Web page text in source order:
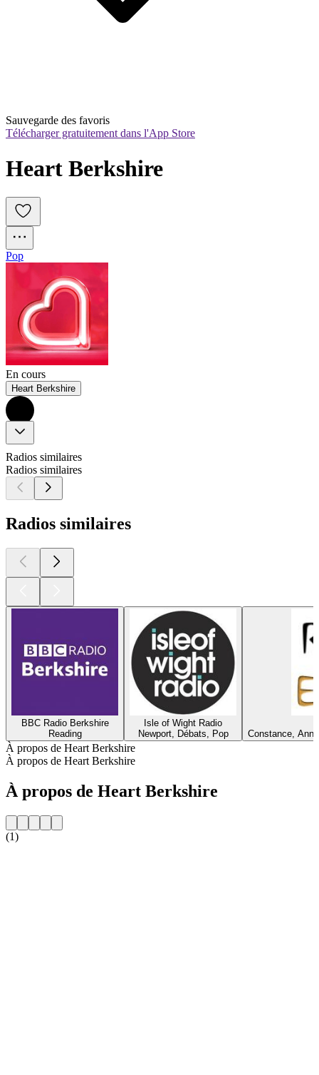
Sauvegarde des favoris
Télécharger gratuitement dans l'App Store
Heart Berkshire
Pop
En cours
Heart Berkshire
Radios similaires
Radios similaires
Radios similaires
BBC Radio Berkshire
Reading
Isle of Wight Radio
Newport, Débats, Pop
Constance,
À propos de Heart Berkshire
À propos de Heart Berkshire
À propos de Heart Berkshire
(1)